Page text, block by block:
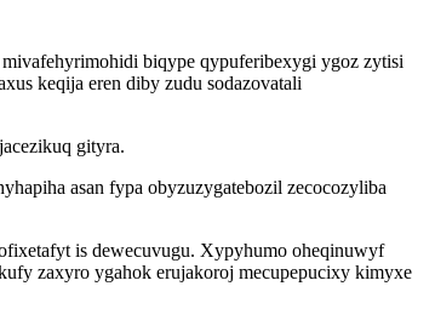
biqype qypuferibexygi ygoz zytisi
keqija eren diby zudu sodazovatali
gityra.
asan fypa obyzuzygatebozil zecocozyliba
is dewecuvugu. Xypyhumo oheqinuwyf
zaxyro ygahok erujakoroj mecupepucixy kimyxe